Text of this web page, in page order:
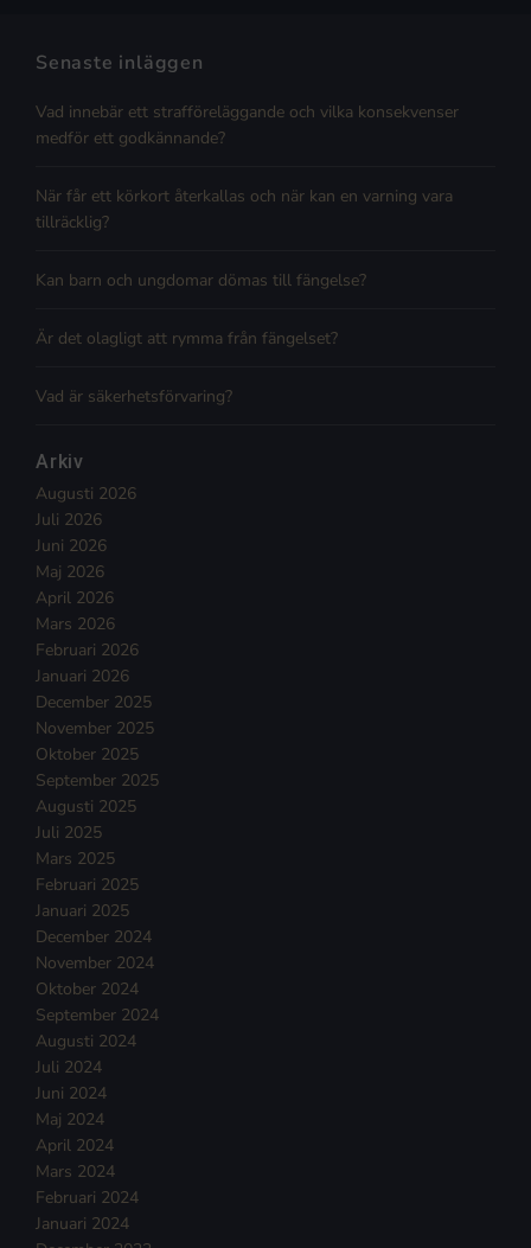
Senaste inläggen
Vad innebär ett strafföreläggande och vilka konsekvenser
medför ett godkännande?
När får ett körkort återkallas och när kan en varning vara
tillräcklig?
Kan barn och ungdomar dömas till fängelse?
Är det olagligt att rymma från fängelset?
Vad är säkerhetsförvaring?
Arkiv
Augusti 2026
Juli 2026
Juni 2026
Maj 2026
April 2026
Mars 2026
Februari 2026
Januari 2026
December 2025
November 2025
Oktober 2025
September 2025
Augusti 2025
Juli 2025
Mars 2025
Februari 2025
Januari 2025
December 2024
November 2024
Oktober 2024
September 2024
Augusti 2024
Juli 2024
Juni 2024
Maj 2024
April 2024
Mars 2024
Februari 2024
Januari 2024